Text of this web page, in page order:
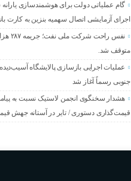
گام عملیاتی دولت برای هوشمندسازی
اجرای آزمایشی اتصال سهمیه بنزین به کارت
نفس راحت
متوقف شد.
عملیات اجرایی بازسازی پالایشگاه
جنوبی رسماً آغاز شد
هشدار سخنگوی انجمن لاستیک نسبت به
قیمت‌گذاری دستوری / تایر در آستانه جهش